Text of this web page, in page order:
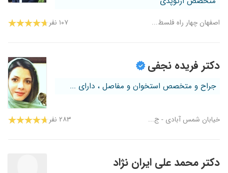
اصفهان چهار راه فلسط... ۱۰۷ نفر
دکتر فریده نجفی
جراح و متخصص استخوان و مفاصل ، دارای ...
خیابان شمس آبادی - ج... ۲۸۳ نفر
دکتر محمد علی ایران نژاد